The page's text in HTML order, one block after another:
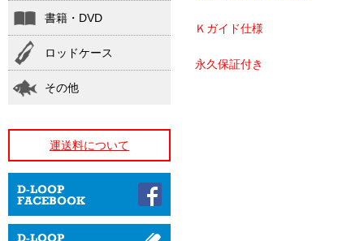
Ｋガイド仕様
永久保証付き
書籍・DVD
ロッドケース
その他
運送料について